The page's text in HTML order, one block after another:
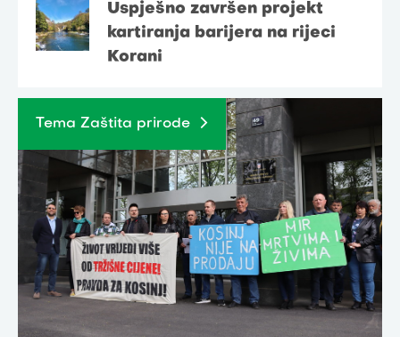
Uspješno završen projekt
kartiranja barijera na rijeci
Korani
Tema Zaštita prirode